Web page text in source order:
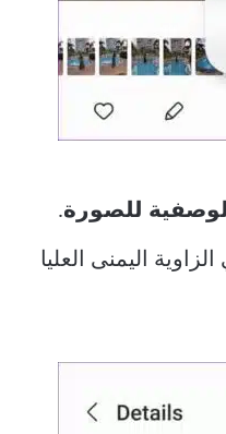
للصورة.
اليمنى العليا